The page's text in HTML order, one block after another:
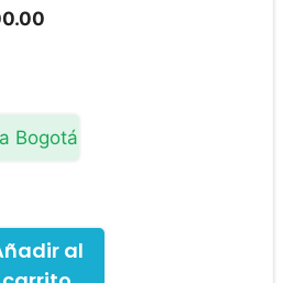
$69,200.00.
Bogotá
al